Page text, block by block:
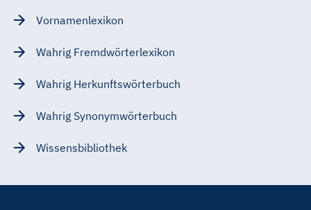
Vornamenlexikon
Wahrig Fremdwörterlexikon
Wahrig Herkunftswörterbuch
Wahrig Synonymwörterbuch
Wissensbibliothek